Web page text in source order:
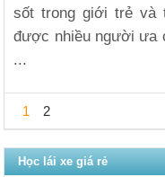
sốt trong giới trẻ và
được nhiều người ưa
...
1 2
Học lái xe giá rẻ